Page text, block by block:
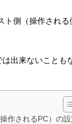
側（操作される
出来ないことも
作されるPC）の設